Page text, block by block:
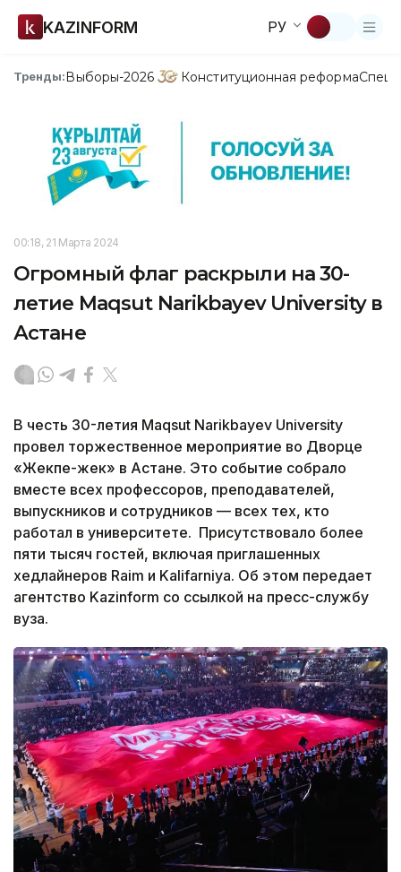
KAZINFORM РУ
Тренды:Выборы-2026 Конституционная реформа
00:18, 21 Марта 2024
Огромный флаг раскрыли на 30-
летие Maqsut Narikbayev University в
Астане
В честь 30-летия Maqsut Narikbayev University
провел торжественное мероприятие во Дворце
«Жекпе-жек» в Астане. Это событие собрало
вместе всех профессоров, преподавателей,
выпускников и сотрудников — всех тех, кто
работал в университете. Присутствовало более
пяти тысяч гостей, включая приглашенных
хедлайнеров Raim и Kalifarniya. Об этом передает
агентство Kazinform со ссылкой на пресс-службу
вуза.